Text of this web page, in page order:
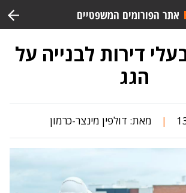
אתר הפורומים המשפטיים
דירות לבנייה על
הגג
| מאת: דולפין מינצר-כרמון